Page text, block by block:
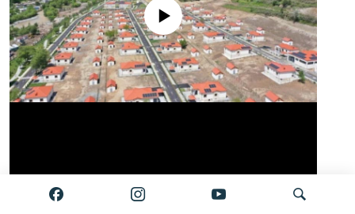
No media source currently available